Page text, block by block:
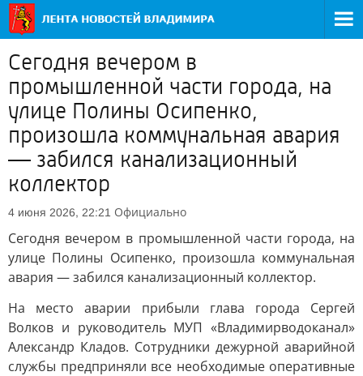
Сегодня вечером в
промышленной части города, на
улице Полины Осипенко,
произошла коммунальная авария
— забился канализационный
коллектор
4 июня 2026, 22:21 Официально
Сегодня вечером в промышленной части города, на
улице Полины Осипенко, произошла коммунальная
авария — забился канализационный коллектор.
На место аварии прибыли глава города Сергей
Волков и руководитель МУП «Владимирводоканал»
Александр Кладов. Сотрудники дежурной аварийной
службы предприняли все необходимые оперативные